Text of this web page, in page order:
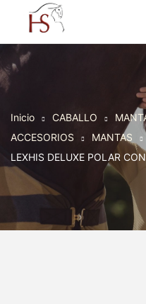
Inicio CABALLO
ACCESORIOS
MANTAS
LEXHIS DELUXE POLAR